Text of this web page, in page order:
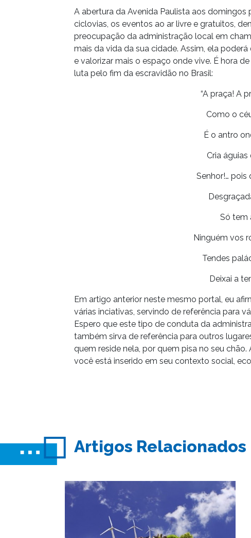
A abertura da Avenida Paulista aos
ciclovias, os eventos ao ar livre e gratuitos,
preocupação da administração local em
mais da vida da sua cidade. Assim, ela
e valorizar mais o espaço onde vive. É hora
luta pelo fim da escravidão no Brasil:
“A praça! A
Como o
É o antro
Cria
Senhor!… pois
Só tem
Ninguém vos
Tendes
Deixai a
Em artigo anterior neste mesmo portal, eu
várias inciativas, servindo de referência para
Espero que este tipo de conduta da
também sirva de referência para outros
quem reside nela, por quem pisa no seu
você está inserido em seu contexto social,
Artigos Relacionados